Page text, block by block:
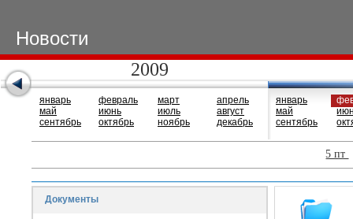
Новости
2009
январь
май
сентябрь
февраль
июнь
октябрь
март
июль
ноябрь
апрель
август
декабрь
январь
май
сентябрь
5 пт
Документы